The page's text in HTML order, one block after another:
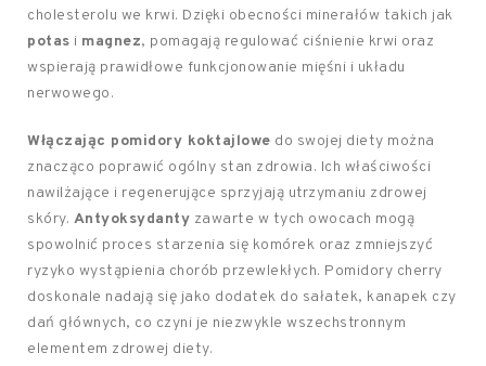
cholesterolu we krwi. Dzięki obecności minerałów takich jak
potas i magnez, pomagają regulować ciśnienie krwi oraz
wspierają prawidłowe funkcjonowanie mięśni i układu
nerwowego.
Włączając pomidory koktajlowe do swojej diety można
znacząco poprawić ogólny stan zdrowia. Ich właściwości
nawilżające i regenerujące sprzyjają utrzymaniu zdrowej
skóry. Antyoksydanty zawarte w tych owocach mogą
spowolnić proces starzenia się komórek oraz zmniejszyć
ryzyko wystąpienia chorób przewlekłych. Pomidory cherry
doskonale nadają się jako dodatek do sałatek, kanapek czy
dań głównych, co czyni je niezwykle wszechstronnym
elementem zdrowej diety.